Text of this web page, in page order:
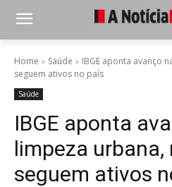
Home Saúde
IBGE aponta avanço
seguem ativos no país
Saúde
IBGE aponta
limpeza urbana,
seguem ativos